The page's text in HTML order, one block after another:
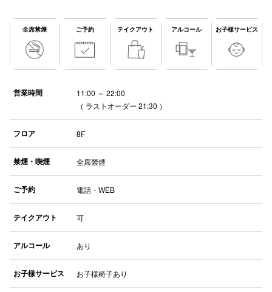
全席禁煙 ご予約 テイクアウト アルコール お子様サービス
営業時間
11:00 ～ 22:00
（ ラストオーダー 21:30 ）
フロア 8F
禁煙・喫煙 全席禁煙
ご予約 電話・WEB
テイクアウト 可
アルコール あり
お子様サービス お子様椅子あり
仙台フォ